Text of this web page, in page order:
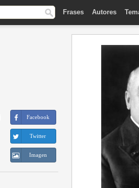
Frases Autores
Facebook
Twitter
Imagen